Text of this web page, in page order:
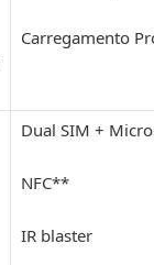
Carregamento
Dual SIM +
NFC**
IR blaster